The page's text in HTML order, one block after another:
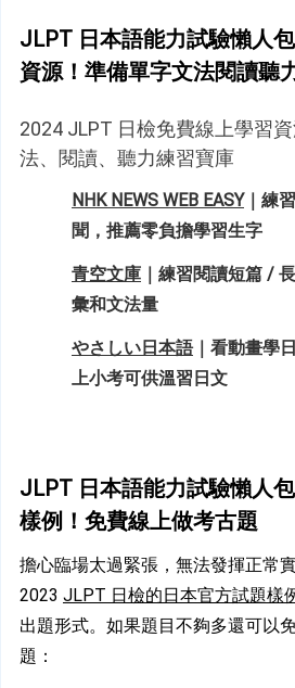
JLPT 日本語能力試驗懶人
資源！準備單字文法閱讀聽
2024 JLPT 日檢免費線上學習
法、閱讀、聽力練習寶庫
NHK NEWS WEB EASY｜練
聞，推薦零負擔學習生字
青空文庫 ｜練習閱讀短篇 /
彙和文法量
やさしい日本語｜看動畫學
上小考可供溫習日文
JLPT 日本語能力試驗懶人
樣例！免費線上做考古題
擔心臨場太過緊張，無法發揮正常
2023 JLPT 日檢的日本官方試題樣
出題形式。如果題目不夠多還可以
題：